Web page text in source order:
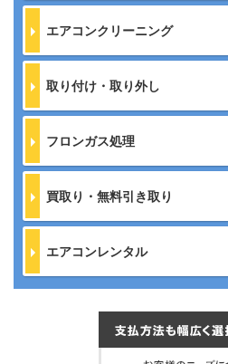
エアコンクリーニング
取り付け・取り外し
フロンガス処理
買取り・無料引き取り
エアコンレンタル